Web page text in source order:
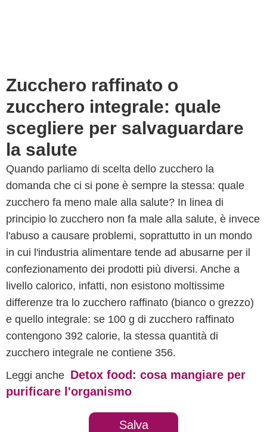
Zucchero raffinato o
zucchero integrale: quale
scegliere per salvaguardare
la salute
Quando parliamo di scelta dello zucchero la
domanda che ci si pone è sempre la stessa: quale
zucchero fa meno male alla salute? In linea di
principio lo zucchero non fa male alla salute, è invece
l'abuso a causare problemi, soprattutto in un mondo
in cui l'industria alimentare tende ad abusarne per il
confezionamento dei prodotti più diversi. Anche a
livello calorico, infatti, non esistono moltissime
differenze tra lo zucchero raffinato (bianco o grezzo)
e quello integrale: se 100 g di zucchero raffinato
contengono 392 calorie, la stessa quantità di
zucchero integrale ne contiene 356.
Leggi anche Detox food: cosa mangiare per
purificare l'organismo
Salva